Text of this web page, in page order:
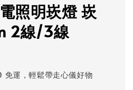
照明崁燈 崁
2線/3線
運，輕鬆帶走心儀好物